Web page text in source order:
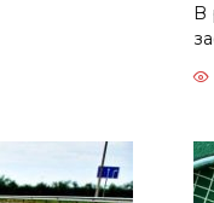
В